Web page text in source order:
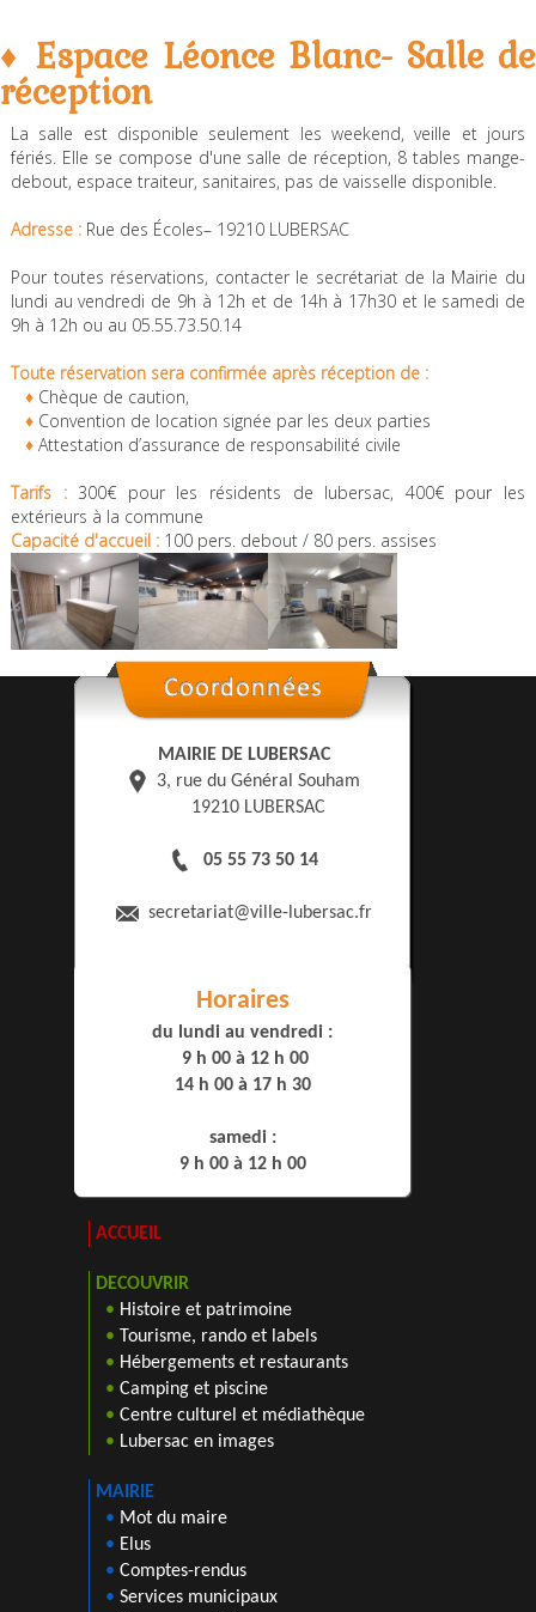
♦ Espace Léonce Blanc- Salle de
réception
La salle est disponible seulement les weekend, veille et jours
fériés. Elle se compose d'une salle de réception, 8 tables mange-
debout, espace traiteur, sanitaires, pas de vaisselle disponible.
Adresse :Rue des Écoles– 19210 LUBERSAC
Pour toutes réservations, contacter le secrétariat de la Mairie du
lundi au vendredi de 9h à 12h et de 14h à 17h30 et le samedi de
9h à 12h ou au 05.55.73.50.14
Toute réservation sera confirmée après réception de :
♦ Chèque de caution,
♦ Convention de location signée par les deux parties
♦Attestation d’assurance de responsabilité civile
Tarifs :300€ pour les résidents de lubersac, 400€ pour les
extérieurs à la commune
Capacité d'accueil : 100 pers. debout / 80 pers. assises
MAIRIE DE LUBERSAC
3, rue du Général Souham
19210 LUBERSAC
05 55 73 50 14
secretariat@ville-lubersac.fr
Horaires
du lundi au vendredi :
9 h 00 à 12 h 00
14 h 00 à 17 h 30
samedi :
9 h 00 à 12 h 00
ACCUEIL
DECOUVRIR
• Histoire et patrimoine
• Tourisme, rando et labels
• Hébergements et restaurants
• Camping et piscine
• Centre culturel et médiathèque
• Lubersac en images
MAIRIE
• Mot du maire
• Elus
• Comptes-rendus
• Services municipaux